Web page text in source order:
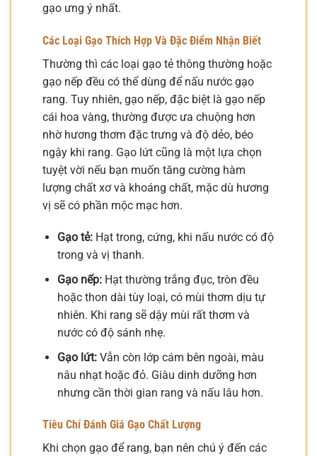
gạo ưng ý nhất.
Các Loại Gạo Thích Hợp Và Đặc Điểm Nhận Biết
Thường thì các loại gạo tẻ thông thường hoặc
gạo nếp đều có thể dùng để nấu nước gạo
rang. Tuy nhiên, gạo nếp, đặc biệt là gạo nếp
cái hoa vàng, thường được ưa chuộng hơn
nhờ hương thơm đặc trưng và độ dẻo, béo
ngậy khi rang. Gạo lứt cũng là một lựa chọn
tuyệt vời nếu bạn muốn tăng cường hàm
lượng chất xơ và khoáng chất, mặc dù hương
vị sẽ có phần mộc mạc hơn.
Gạo tẻ:Hạt trong, cứng, khi nấu nước có độ
trong và vị thanh.
Gạo nếp:Hạt thường trắng đục, tròn đều
hoặc thon dài tùy loại, có mùi thơm dịu tự
nhiên. Khi rang sẽ dậy mùi rất thơm và
nước có độ sánh nhẹ.
Gạo lứt:Vẫn còn lớp cám bên ngoài, màu
nâu nhạt hoặc đỏ. Giàu dinh dưỡng hơn
nhưng cần thời gian rang và nấu lâu hơn.
Tiêu Chí Đánh Giá Gạo Chất Lượng
Khi chọn gạo để rang, bạn nên chú ý đến các